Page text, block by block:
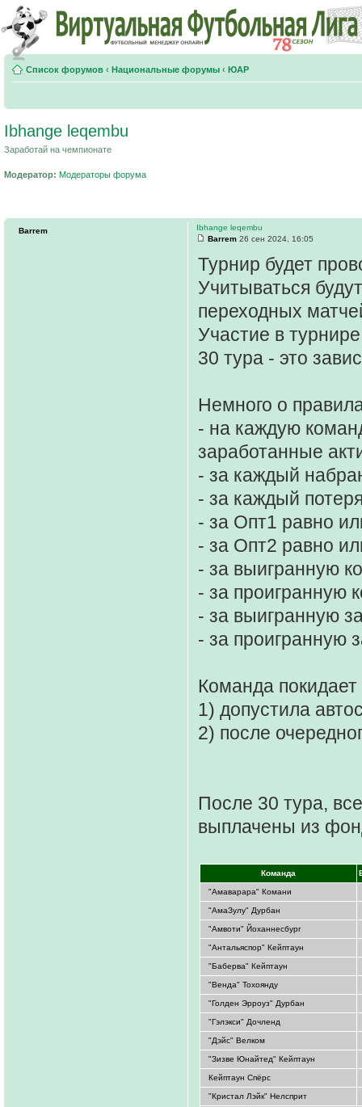
Список форумов ‹ Национальные форумы ‹ ЮАР
Ibhange leqembu
Заработай на чемпионате
Модератор: Модераторы форума
Ibhange leqembu
Barrem 26 сен 2024, 16:05
Турнир будет
Учитываться
переходных
Участие в
30 тура - это
Немного о
- на каждую
заработанные
- за каждый
- за каждый
- за Опт1 равно
- за Опт2 равно
- за выигранную
- за проигранную
- за выигранную
- за проигранную
Команда
1) допустила
2) после
После 30 тура,
выплачены из
Команда
"Амаварара" Комани
"АмаЗулу" Дурбан
"Амвоти" Йоханнесбург
"Антальяспор" Кейптаун
"Баберва" Кейптаун
"Венда" Тохоянду
"Голден Эрроуз" Дурбан
"Гэлэкси" Дочленд
"Дэйс" Велком
"Зизве Юнайтед" Кейптаун
Кейптаун Спёрс
"Кристал Лэйк" Нелсприт
Barrem